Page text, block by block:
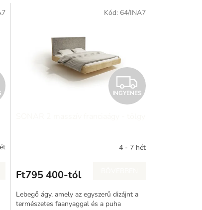
I
N
Y
INGYENES
4 - 7 hét
Ft795 400-tól
Lebegő ágy, amely az egyszerű dizájnt a
természetes faanyaggal és a puha
Kód: 64/INA7